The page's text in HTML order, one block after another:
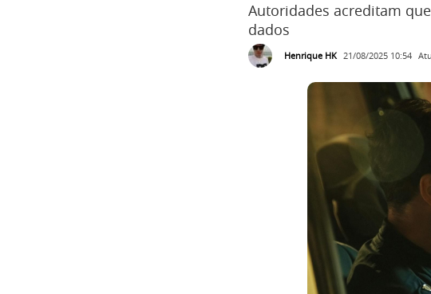
Autoridades acreditam
dados
Henrique HK 21/08/2025 10:54